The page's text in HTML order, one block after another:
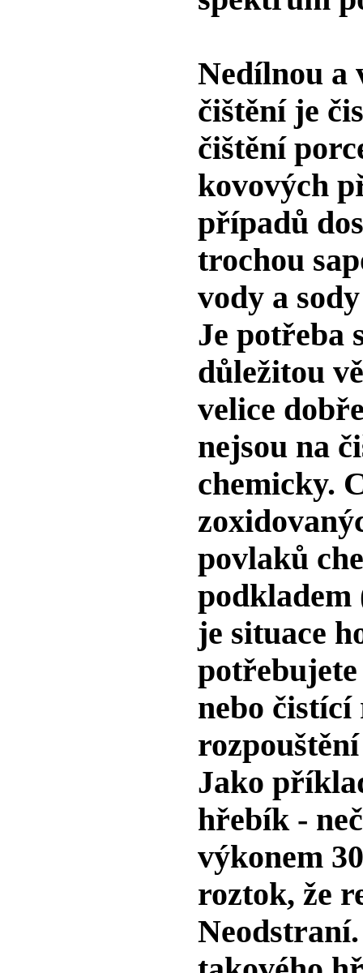
Nedílnou a
čištění je
čištění
kovových
případů
trochou
vody a
Je potřeba
důležitou
velice
nejsou na
chemicky.
povlaků
je situace
nebo
Jako
hřebík -
výkonem
roztok, že